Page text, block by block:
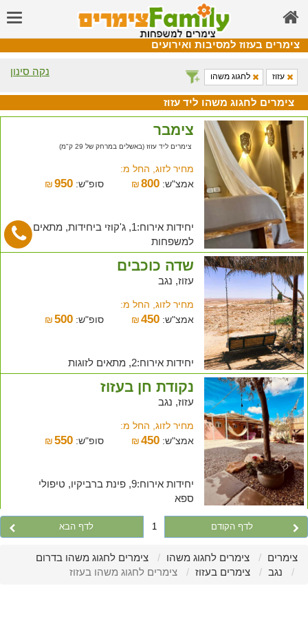
צימרים בעזוז למסיבות ואירועים
נקה סינון עזוז לחגוג משהו
צימרים לחגוג משהו ליד עזוז
צימבר
צימרים ליד עזוז (באשלים במרחק של 29 ק"מ)
מחיר לזוג, החל מ:
אמצ"ש:
₪800 סופ"ש: ₪ 950
יחידות אירוח:1, ג'קוזי ביחידות, מתאים
למשפחות
שדה כוכבים
עזוז, נגב
מחיר לזוג, החל מ:
אמצ"ש:
₪450 סופ"ש: ₪ 500
יחידות אירוח:2, מתאים לזוגות
נקודת חן בעזוז
עזוז, נגב
מחיר לזוג, החל מ:
אמצ"ש:
₪450 סופ"ש: ₪ 550
יחידות אירוח:9, פינת ברביקיו, טיפולי
ספא
לדף הקודם 1 לדף הבא
צימרים צימרים לחגוג משהו
צימרים לחגוג משהו בדרום
נגב
צימרים בעזוז צימרים לחגוג משהו בעזוז